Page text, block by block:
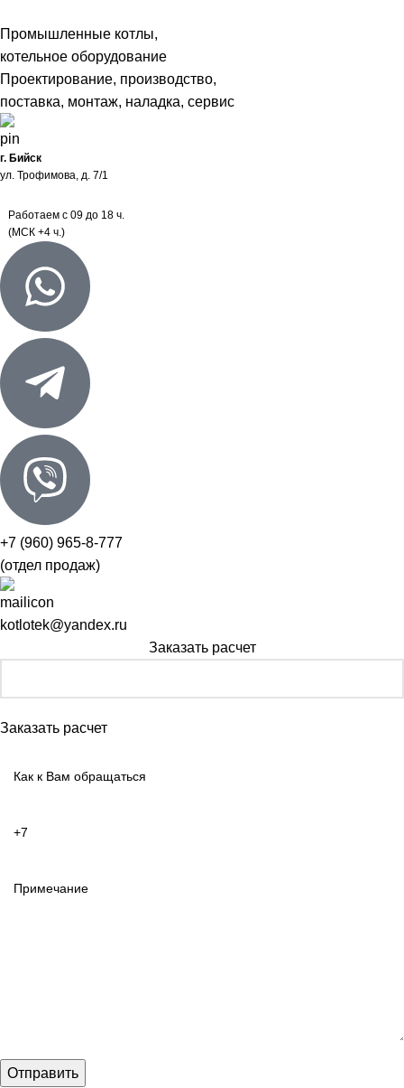
Промышленные котлы,
котельное оборудование
Проектирование, производство,
поставка, монтаж, наладка, сервис
г. Бийск
ул. Трофимова, д. 7/1
Работаем с 09 до 18 ч.
(МСК +4 ч.)
+7 (960) 965-8-777
(отдел продаж)
kotlotek@yandex.ru
Заказать расчет
Заказать расчет